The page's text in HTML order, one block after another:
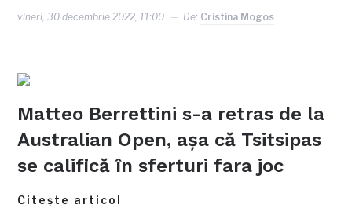
vineri, 30 decembrie 2022, 11:00 De: Cristina Mogos
Matteo Berrettini s-a retras de la
Australian Open, așa că Tsitsipas
se califică în sferturi fara joc
Citește articol